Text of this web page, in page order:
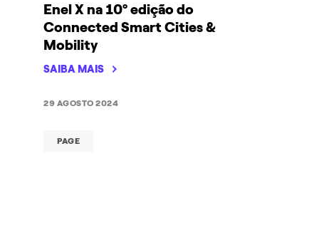
Enel X na 10º edição do
Connected Smart Cities &
Mobility
SAIBA MAIS
PAGE
29 AGOSTO 2024